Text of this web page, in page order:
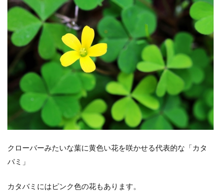
クローバーみたいな葉に黄色い花を咲かせる代表的な「カタ
バミ」
カタバミにはピンク色の花もあります。